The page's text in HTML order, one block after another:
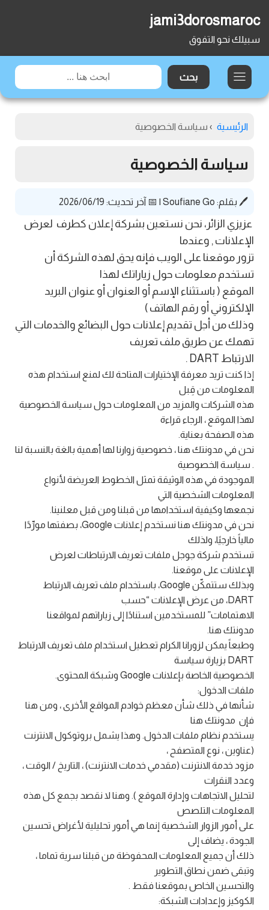
jami3dorosmaroc
سبيلك نحو التفوق
الرئيسية › سياسة الخصوصية
سياسة الخصوصية
🖊️ بقلم: Soufiane Go
| 📅 آخر تحديث: 2026/06/19
عزيزي الزائر، نحن نستعين بشركة إعلان كطرف لعرض
الإعلانات , وعندما
تزور موقعنا على الويب فإنه يحق لهذه الشركة أن
تستخدم معلومات حول زياراتك لهذا
الموقع ( باستثناء الإسم أو العنوان أو عنوان البريد
الإلكتروني أو رقم الهاتف )
وذلك من أجل تقديم إعلانات حول البضائع والخدمات التي
تهمك عن طريق ملف تعريف
الارتباط DART .
إذا كنت تريد معرفة الإختيارات المتاحة لك لمنع استخدام هذه
المعلومات من قِبل
هذه الشركات والمزيد من المعلومات حول سياسة الخصوصية
لهذا الموقع ، الرجاء قراءة
هذه الصفحة بعناية.
نحن في مدونتك هنا ، خصوصية زوارنا لها أهمية بالغة بالنسبة لنا
. سياسة الخصوصية
الموجودة في هذه الوثيقة تمثل الخطوط العريضة لأنواع
المعلومات الشخصية التي
نجمعها وكيفية استخدامها من قبلنا ومن قبل معلنينا.
نحن في مدونتك هنا نستخدم إعلانات Google، بصفتها مورِّدًا
مالياً خارجيًا، ولذلك
تستخدم شركة جوجل ملفات تعريف الارتباطات لعرض
الإعلانات على موقعنا.
وبذلك ستتمكّن Google، باستخدام ملف تعريف الارتباط
DART، من عرض الإعلانات “حسب
الاهتمامات” للمستخدمين استنادًا إلى زياراتهم لمواقعنا
مدونتك هنا.
وطبعاً يمكن لزورانا الكرام تعطيل استخدام ملف تعريف الارتباط
DART بزيارة سياسة
الخصوصية الخاصة بإعلانات Google وشبكة المحتوى.
ملفات الدخول:
شأنها في ذلك شأن معظم خوادم المواقع الأخرى ، ومن هنا
فإن مدونتك هنا
يستخدم نظام ملفات الدخول. وهذا يشمل بروتوكول الانترنت
(عناوين ، نوع المتصفح ،
مزود خدمة الانترنت (مقدمي خدمات الانترنت) ، التاريخ / الوقت ،
وعدد النقرات
لتحليل الاتجاهات وإدارة الموقع ). وهنا لا نقصد بجمع كل هذه
المعلومات التلصص
على أمور الزوار الشخصية إنما هي أمور تحليلية لأغراض تحسين
الجودة ، يضاف إلى
ذلك أن جميع المعلومات المحفوظة من قبلنا سرية تماما ،
وتبقى ضمن نطاق التطوير
والتحسين الخاص بموقعنا فقط .
الكوكيز وإعدادات الشبكة: